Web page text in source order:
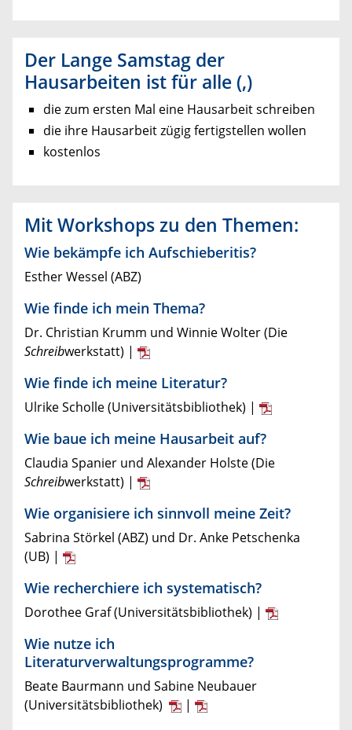
Der Lange Samstag der
Hausarbeiten ist für alle (,)
die zum ersten Mal eine Hausarbeit schreiben
die ihre Hausarbeit zügig fertigstellen wollen
kostenlos
Mit Workshops zu den Themen:
Wie bekämpfe ich Aufschieberitis?
Esther Wessel (ABZ)
Wie finde ich mein Thema?
Dr. Christian Krumm und Winnie Wolter (Die
Schreibwerkstatt) |
Wie finde ich meine Literatur?
Ulrike Scholle (Universitätsbibliothek) |
Wie baue ich meine Hausarbeit auf?
Claudia Spanier und Alexander Holste (Die
Schreibwerkstatt) |
Wie organisiere ich sinnvoll meine Zeit?
Sabrina Störkel (ABZ) und Dr. Anke Petschenka
(UB) |
Wie recherchiere ich systematisch?
Dorothee Graf (Universitätsbibliothek) |
Wie nutze ich
Literaturverwaltungsprogramme?
Beate Baurmann und Sabine Neubauer
(Universitätsbibliothek)
|